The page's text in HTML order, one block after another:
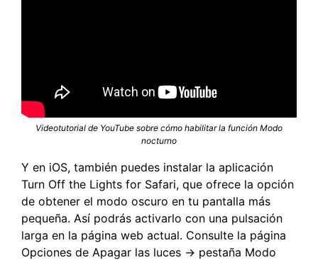
Videotutorial de YouTube sobre cómo habilitar la función Modo
nocturno
Y en iOS, también puedes instalar la aplicación
Turn Off the Lights for Safari, que ofrece la opción
de obtener el modo oscuro en tu pantalla más
pequeña. Así podrás activarlo con una pulsación
larga en la página web actual. Consulte la página
Opciones de Apagar las luces -> pestaña Modo